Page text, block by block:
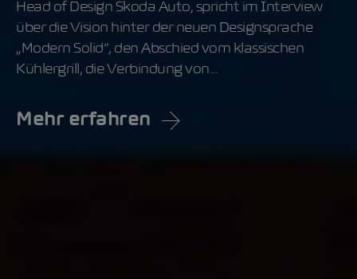
Head of Design Škoda Auto, spricht im Interview
über die Vision hinter der neuen Designsprache
„Modern Solid“, den Abschied vom klassischen
Kühlergrill, die Verbindung von...
Mehr erfahren